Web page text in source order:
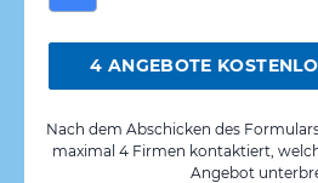
4 ANGEBOTE
Nach dem Abschicken des
maximal 4 Firmen kontaktiert,
Angebot